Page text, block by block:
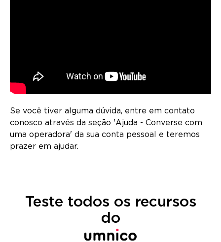
Se você tiver alguma dúvida, entre em contato
conosco através da seção 'Ajuda - Converse com
uma operadora' da sua conta pessoal e teremos
prazer em ajudar.
Teste todos os recursos
do